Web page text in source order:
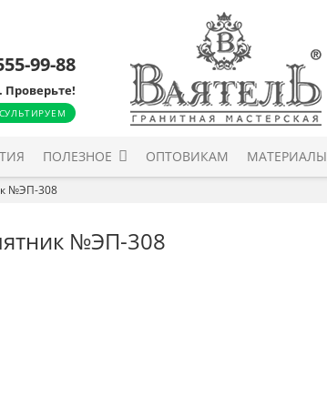
99-88
Проверьте!
ПОЛЕЗНОЕ ОПТОВИКАМ МАТЕРИАЛЫ
№ЭП-308
№ЭП-308